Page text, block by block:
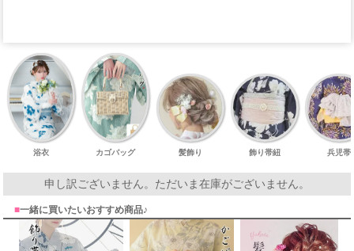
浴衣 カゴバッグ 髪飾り 飾り帯紐 兵児帯
申し訳ございません。ただいま在庫がございません。
■一緒に買いたいおすすめ商品♪